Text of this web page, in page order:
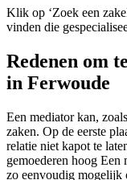
Klik op ‘Zoek een
vinden die
Redenen om
in Ferwoude
Een mediator kan,
zaken. Op de eerste
relatie niet kapot te
gemoederen hoog Een
zo eenvoudig mogelijk